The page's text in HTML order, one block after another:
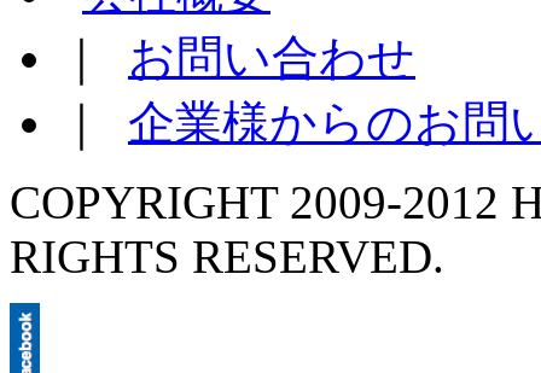
お問い合わせ
企業様からのお問
COPYRIGHT 2009-2012
RIGHTS RESERVED.